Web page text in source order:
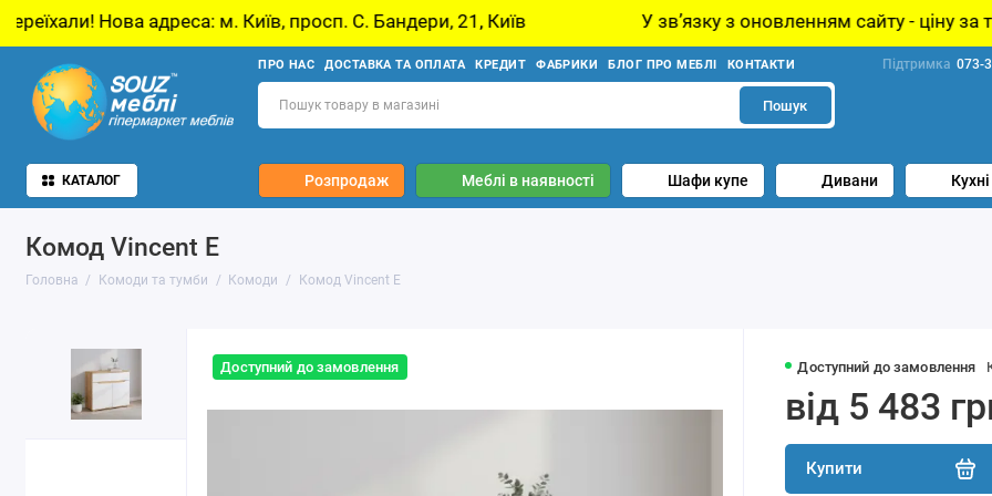
м. Київ, просп. С. Бандери, 21, Київ У звʼязку з оновленням сайту - ціну за товар
ПРО НАС ДОСТАВКА ТА ОПЛАТА КРЕДИТ ФАБРИКИ БЛОГ ПРО МЕБЛІ КОНТАКТИ Підтримка 073-
Пошук
КАТАЛОГ Розпродаж Меблі в наявності Шафи купе Дивани Кухні
Комод Vincent E
Головна Комоди та тумби Комоди Комод Vincent E
Доступний до замовлення Доступний до замовлення
від 5 483
Купити